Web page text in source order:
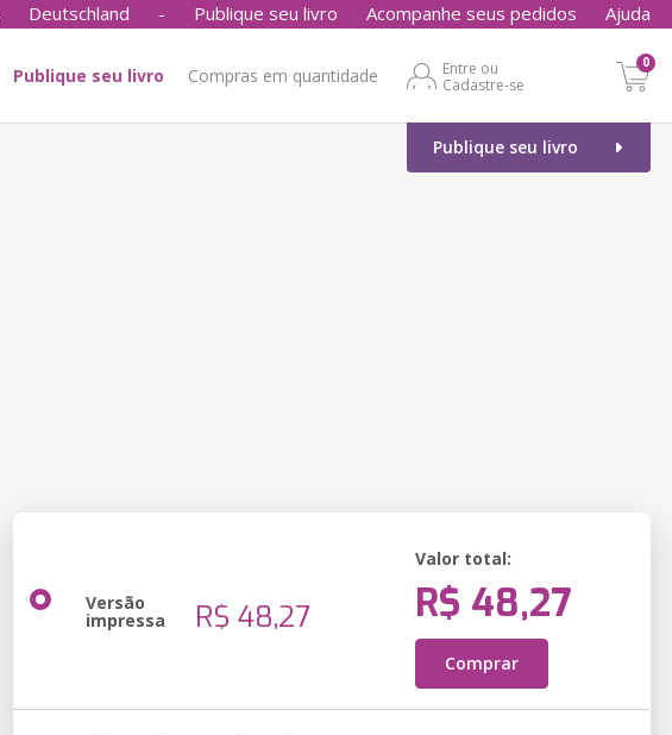
Deutschland - Publique seu livro Acompanhe seus pedidos Ajuda
Publique seu livro Compras em quantidade
Entre ou
Cadastre-se
0
Publique seu livro
Versão
impressa R$ 48,27
Valor total:
R$ 48,27
Comprar